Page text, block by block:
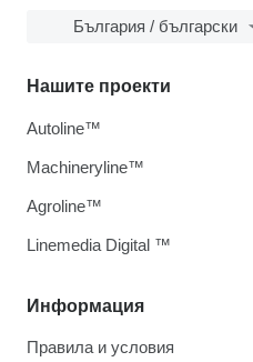
България / български
Информация
Правила и условия
Нашите проекти
Autoline™
Machineryline™
Agroline™
Linemedia Digital ™